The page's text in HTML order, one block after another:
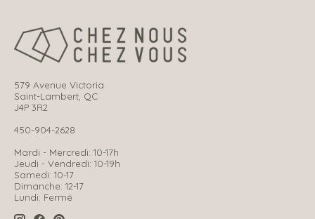
579 Avenue Victoria
Saint-Lambert, QC
J4P 3R2
450-904-2628
Mardi - Mercredi: 10-17h
Jeudi - Vendredi: 10-19h
Samedi: 10-17
Dimanche: 12-17
Lundi: Fermé